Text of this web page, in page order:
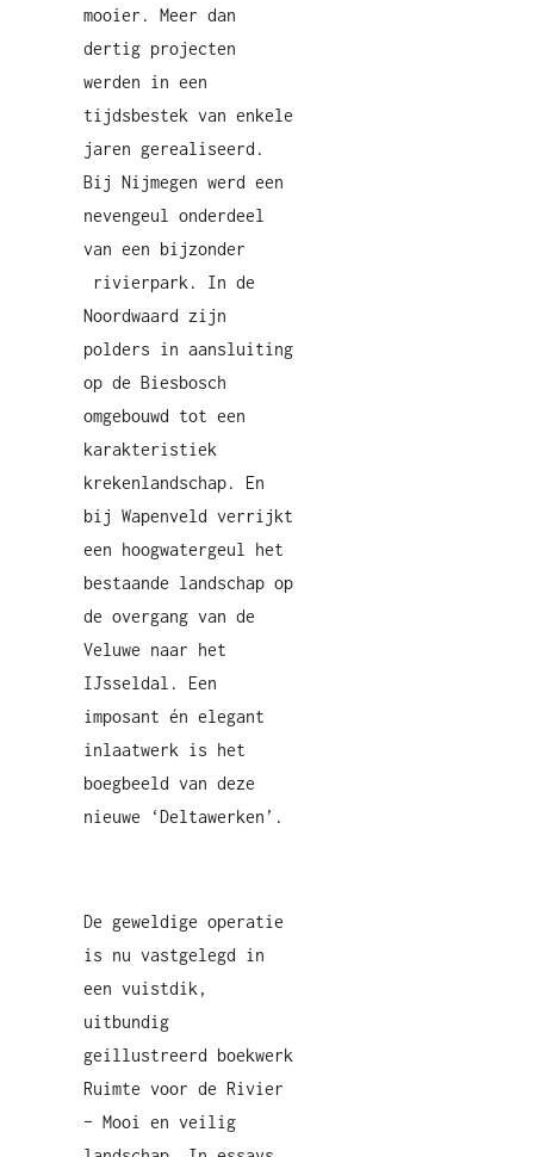
mooier. Meer dan
dertig projecten
werden in een
tijdsbestek van enkele
jaren gerealiseerd.
Bij Nijmegen werd een
nevengeul onderdeel
van een bijzonder
rivierpark. In de
Noordwaard zijn
polders in aansluiting
op de Biesbosch
omgebouwd tot een
karakteristiek
krekenlandschap. En
bij Wapenveld verrijkt
een hoogwatergeul het
bestaande landschap op
de overgang van de
Veluwe naar het
IJsseldal. Een
imposant én elegant
inlaatwerk is het
boegbeeld van deze
nieuwe ‘Deltawerken’.
De geweldige operatie
is nu vastgelegd in
een vuistdik,
uitbundig
geillustreerd boekwerk
Ruimte voor de Rivier
– Mooi en veilig